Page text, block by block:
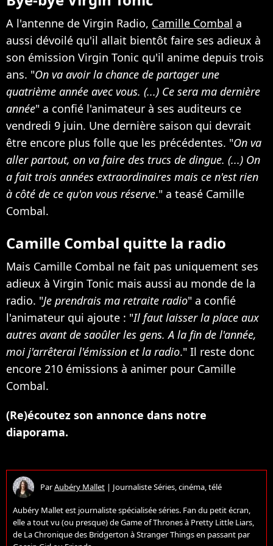
A l'antenne de Virgin Radio, Camille Combal a
aussi dévoilé qu'il allait bientôt faire ses adieux à
son émission Virgin Tonic qu'il anime depuis trois
ans. "On va avoir la chance de partager une
quatrième année avec vous. (...) Ce sera ma dernière
année" a confié l'animateur à ses auditeurs ce
vendredi 9 juin. Une dernière saison qui devrait
être encore plus folle que les précédentes. "On va
aller partout, on va faire des trucs de dingue. (...) On
a fait trois années extraordinaires mais ce n'est rien
à côté de ce qu'on vous réserve." a teasé Camille
Combal.
Camille Combal quitte la radio
Mais Camille Combal ne fait pas uniquement ses
adieux à Virgin Tonic mais aussi au monde de la
radio. "Je prendrais ma retraite radio" a confié
l'animateur qui ajoute : "Il faut laisser la place aux
autres avant de saoûler les gens. A la fin de l'année,
moi j'arrêterai l'émission et la radio." Il reste donc
encore 210 émissions à animer pour Camille
Combal.
(Re)écoutez son annonce dans notre
diaporama.
ParAubéry Mallet | Journaliste Séries, cinéma, télé
Aubéry Mallet est journaliste spécialisée séries. Fan du petit écran,
elle a tout vu (ou presque) de Game of Thrones à Pretty Little Liars,
de La Chronique des Bridgerton à Stranger Things en passant par